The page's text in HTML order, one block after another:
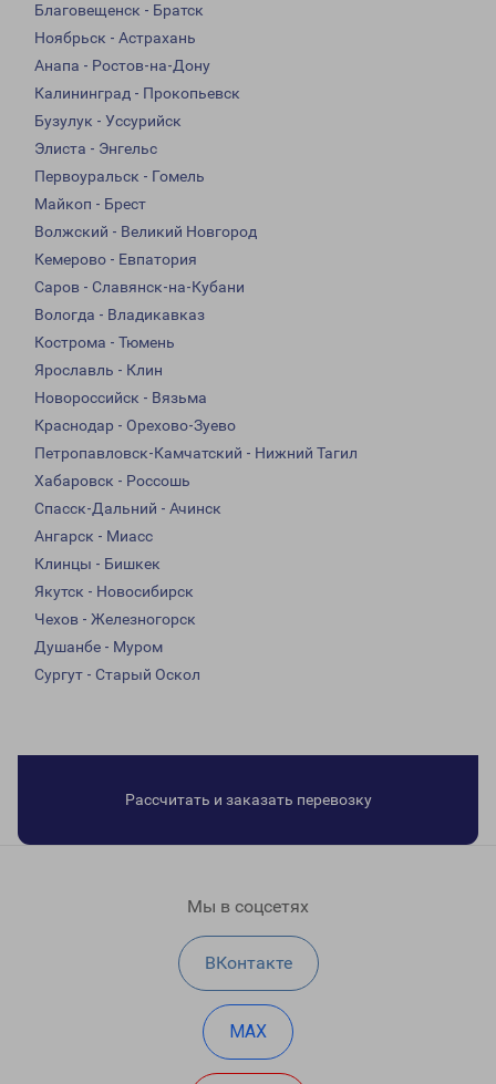
Благовещенск - Братск
Ноябрьск - Астрахань
Анапа - Ростов-на-Дону
Калининград - Прокопьевск
Бузулук - Уссурийск
Элиста - Энгельс
Первоуральск - Гомель
Майкоп - Брест
Волжский - Великий Новгород
Кемерово - Евпатория
Саров - Славянск-на-Кубани
Вологда - Владикавказ
Кострома - Тюмень
Ярославль - Клин
Новороссийск - Вязьма
Краснодар - Орехово-Зуево
Петропавловск-Камчатский - Нижний Тагил
Хабаровск - Россошь
Спасск-Дальний - Ачинск
Ангарск - Миасс
Клинцы - Бишкек
Якутск - Новосибирск
Чехов - Железногорск
Душанбе - Муром
Сургут - Старый Оскол
Рассчитать и заказать перевозку
Мы в соцсетях
ВКонтакте
MAX